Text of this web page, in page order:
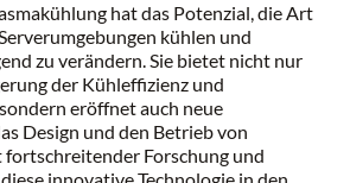
hat das Potenzial, die Art
kühlen und
zu verändern. Sie bietet nicht nur
der Kühleffizienz und
eröffnet auch neue
Design und den Betrieb von
fortschreitender Forschung und